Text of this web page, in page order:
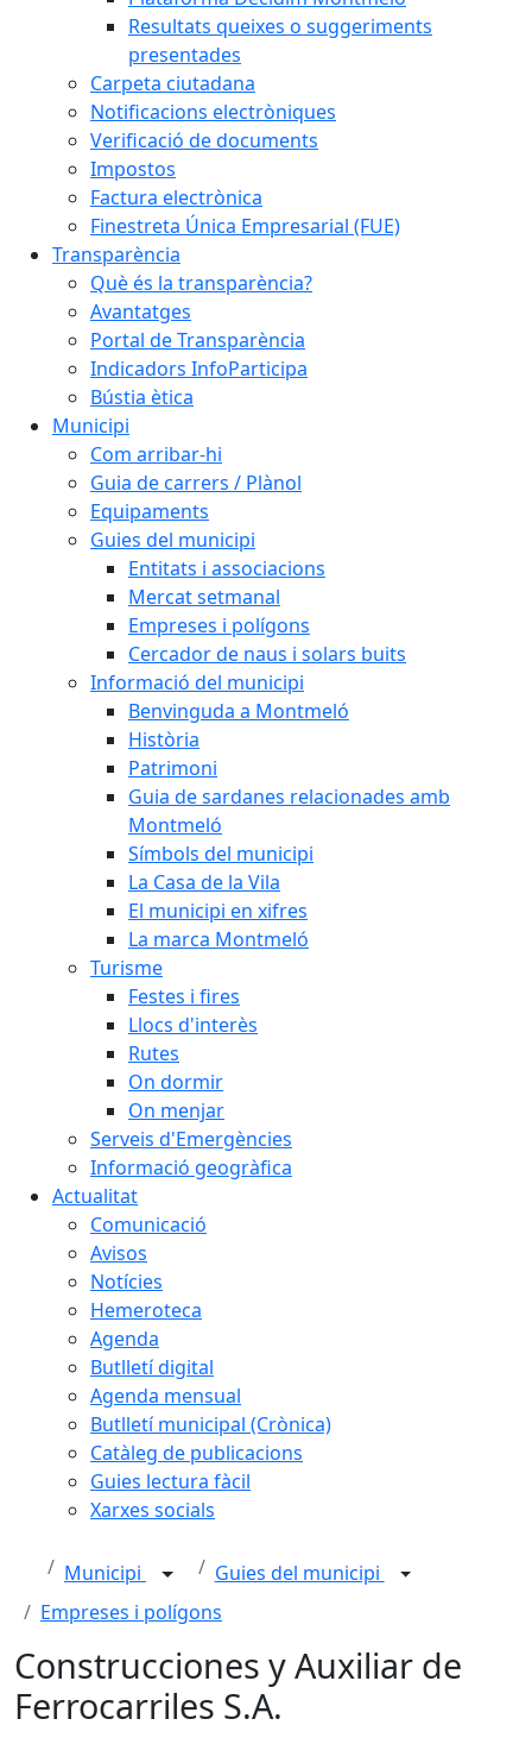
Resultats queixes o suggeriments
presentades
Carpeta ciutadana
Notificacions electròniques
Verificació de documents
Impostos
Factura electrònica
Finestreta Única Empresarial (FUE)
Transparència
Què és la transparència?
Avantatges
Portal de Transparència
Indicadors InfoParticipa
Bústia ètica
Municipi
Com arribar-hi
Guia de carrers / Plànol
Equipaments
Guies del municipi
Entitats i associacions
Mercat setmanal
Empreses i polígons
Cercador de naus i solars buits
Informació del municipi
Benvinguda a Montmeló
Història
Patrimoni
Guia de sardanes relacionades amb
Montmeló
Símbols del municipi
La Casa de la Vila
El municipi en xifres
La marca Montmeló
Turisme
Festes i fires
Llocs d'interès
Rutes
On dormir
On menjar
Serveis d'Emergències
Informació geogràfica
Actualitat
Comunicació
Avisos
Notícies
Hemeroteca
Agenda
Butlletí digital
Agenda mensual
Butlletí municipal (Crònica)
Catàleg de publicacions
Guies lectura fàcil
Xarxes socials
Municipi
Guies del municipi
Empreses i polígons
Construcciones y Auxiliar de
Ferrocarriles S.A.